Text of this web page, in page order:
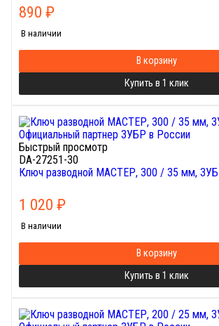
890 ₽
В наличии
В корзину
Купить в 1 клик
Быстрый просмотр
DA-27251-30
Ключ разводной МАСТЕР, 300 / 35 мм,
1 020 ₽
В наличии
В корзину
Купить в 1 клик